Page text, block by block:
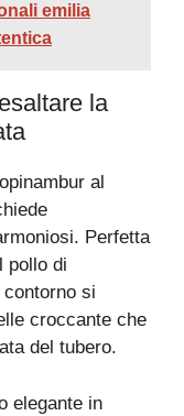
emilia
la
al
Perfetta
pollo di
si
croccante che
del tubero.
elegante in